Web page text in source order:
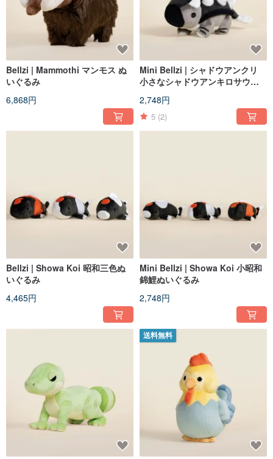
Bellzi | Mammothi マンモス ぬ
いぐるみ
6,868円
Mini Bellzi | シャドウアンクリ
小さなシャドウアンキロサウル
2,748円
5 (2)
Bellzi | Showa Koi 昭和三色ぬ
いぐるみ
4,465円
Mini Bellzi | Showa Koi 小昭和
錦鯉ぬいぐるみ
2,748円
送料無料